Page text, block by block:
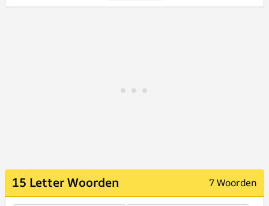
15 Letter Woorden 7 Woorden